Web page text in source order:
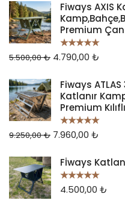
Fiways AXIS
Premium
5 üzerinden
5.500,00₺ 4.790,00 ₺
Fiways
Katlanır
Premium Kılıflı
5 üzerinden
9.250,00₺ 7.960,00 ₺
Fİways
5 üzerinden
4.500,00 ₺